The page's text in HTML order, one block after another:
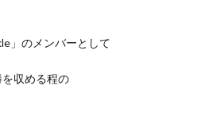
」のメンバーとして
収める程の